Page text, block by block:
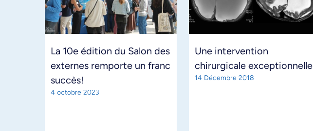
La 10e édition du Salon des
externes remporte un franc
succès!
4 octobre 2023
Une intervention
chirurgicale exceptionnelle
14 Décembre 2018